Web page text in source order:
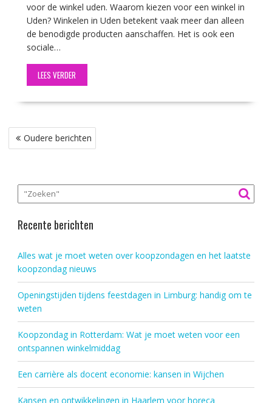
voor de winkel uden. Waarom kiezen voor een winkel in
Uden? Winkelen in Uden betekent vaak meer dan alleen
de benodigde producten aanschaffen. Het is ook een
sociale…
LEES VERDER
Berichtennavigatie
Oudere berichten
Recente berichten
Alles wat je moet weten over koopzondagen en het laatste
koopzondag nieuws
Openingstijden tijdens feestdagen in Limburg: handig om te
weten
Koopzondag in Rotterdam: Wat je moet weten voor een
ontspannen winkelmiddag
Een carrière als docent economie: kansen in Wijchen
Kansen en ontwikkelingen in Haarlem voor horeca